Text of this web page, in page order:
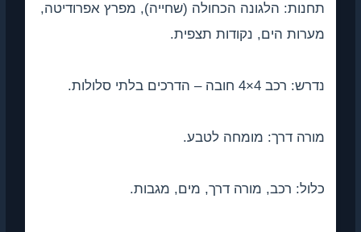
הלגונה הכחולה (שחייה), מפרץ אפרודיטה,
הים, נקודות תצפית.
4×4 חובה – הדרכים בלתי סלולות.
דרך: מומחה לטבע.
רכב, מורה דרך, מים, מגבות.